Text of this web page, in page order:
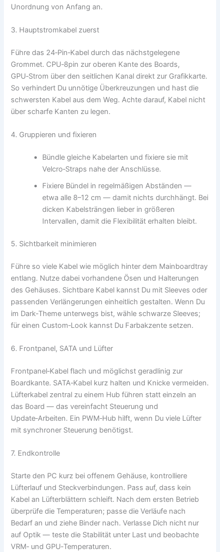
Unordnung von Anfang an.
3. Hauptstromkabel zuerst
Führe das 24‑Pin‑Kabel durch das nächstgelegene
Grommet. CPU‑8pin zur oberen Kante des Boards,
GPU‑Strom über den seitlichen Kanal direkt zur Grafikkarte.
So verhindert Du unnötige Überkreuzungen und hast die
schwersten Kabel aus dem Weg. Achte darauf, Kabel nicht
über scharfe Kanten zu legen.
4. Gruppieren und fixieren
Bündle gleiche Kabelarten und fixiere sie mit
Velcro‑Straps nahe der Anschlüsse.
Fixiere Bündel in regelmäßigen Abständen —
etwa alle 8–12 cm — damit nichts durchhängt. Bei
dicken Kabelsträngen lieber in größeren
Intervallen, damit die Flexibilität erhalten bleibt.
5. Sichtbarkeit minimieren
Führe so viele Kabel wie möglich hinter dem Mainboardtray
entlang. Nutze dabei vorhandene Ösen und Halterungen
des Gehäuses. Sichtbare Kabel kannst Du mit Sleeves oder
passenden Verlängerungen einheitlich gestalten. Wenn Du
im Dark‑Theme unterwegs bist, wähle schwarze Sleeves;
für einen Custom‑Look kannst Du Farbakzente setzen.
6. Frontpanel, SATA und Lüfter
Frontpanel‑Kabel flach und möglichst geradlinig zur
Boardkante. SATA‑Kabel kurz halten und Knicke vermeiden.
Lüfterkabel zentral zu einem Hub führen statt einzeln an
das Board — das vereinfacht Steuerung und
Update‑Arbeiten. Ein PWM‑Hub hilft, wenn Du viele Lüfter
mit synchroner Steuerung benötigst.
7. Endkontrolle
Starte den PC kurz bei offenem Gehäuse, kontrolliere
Lüfterlauf und Steckverbindungen. Pass auf, dass kein
Kabel an Lüfterblättern schleift. Nach dem ersten Betrieb
überprüfe die Temperaturen; passe die Verläufe nach
Bedarf an und ziehe Binder nach. Verlasse Dich nicht nur
auf Optik — teste die Stabilität unter Last und beobachte
VRM‑ und GPU‑Temperaturen.